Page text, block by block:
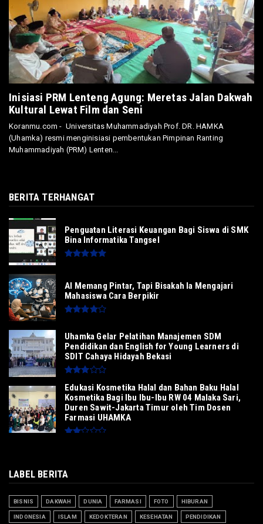
Inisiasi PRM Lenteng Agung: Meretas Jalan Dakwah
Kultural Lewat Film dan Seni
Koranmu.com - Universitas Muhammadiyah Prof. DR. HAMKA
(Uhamka) resmi menginisiasi pembentukan Pimpinan Ranting
Muhammadiyah (PRM) Lenten...
BERITA TERHANGAT
Penguatan Literasi Keuangan Bagi Siswa di SMK
Bina Informatika Tangsel
AI Memang Pintar, Tapi Bisakah Ia Mengajari
Mahasiswa Cara Berpikir
Uhamka Gelar Pelatihan Manajemen SDM
Pendidikan dan English for Young Learners di
SDIT Cahaya Hidayah Bekasi
Edukasi Kosmetika Halal dan Bahan Baku Halal
Kosmetika Bagi Ibu Ibu-Ibu RW 04 Malaka Sari,
Duren Sawit-Jakarta Timur oleh Tim Dosen
Farmasi UHAMKA
LABEL BERITA
BISNIS DAKWAH DUNIA FARMASI FOTO HIBURAN
INDONESIA ISLAM KEDOKTERAN KESEHATAN PENDIDIKAN